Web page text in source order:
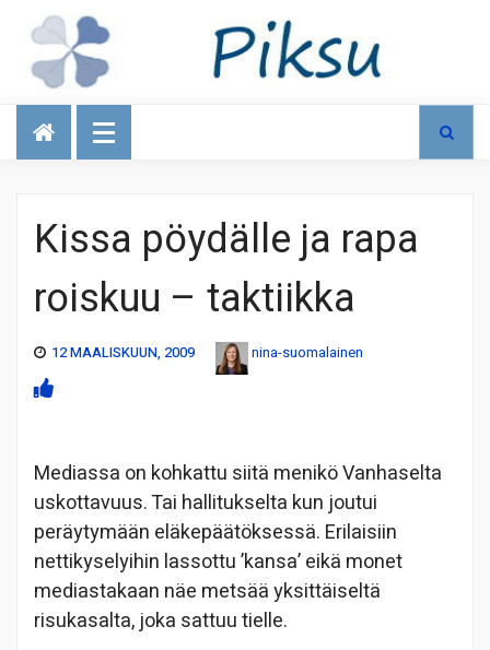
Talous
Kissa pöydälle ja rapa
roiskuu – taktiikka
12 MAALISKUUN, 2009 nina-suomalainen
Mediassa on kohkattu siitä menikö Vanhaselta
uskottavuus. Tai hallitukselta kun joutui
peräytymään eläkepäätöksessä. Erilaisiin
nettikyselyihin lassottu ’kansa’ eikä monet
mediastakaan näe metsää yksittäiseltä
risukasalta, joka sattuu tielle.